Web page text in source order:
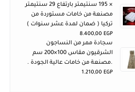
× 195 سنتيمتر بارتفاع 29 سنتيمتر
مصنعة من خامات مستوردة من
تركيا ( ضمان لمدة عشر سنوات )
8.400,00 EGP
سجادة ممر من النساجون
الشرقيون مقاس 100×200 سم
.مصنعة من خامات عالية الجودة .
1.210,00 EGP